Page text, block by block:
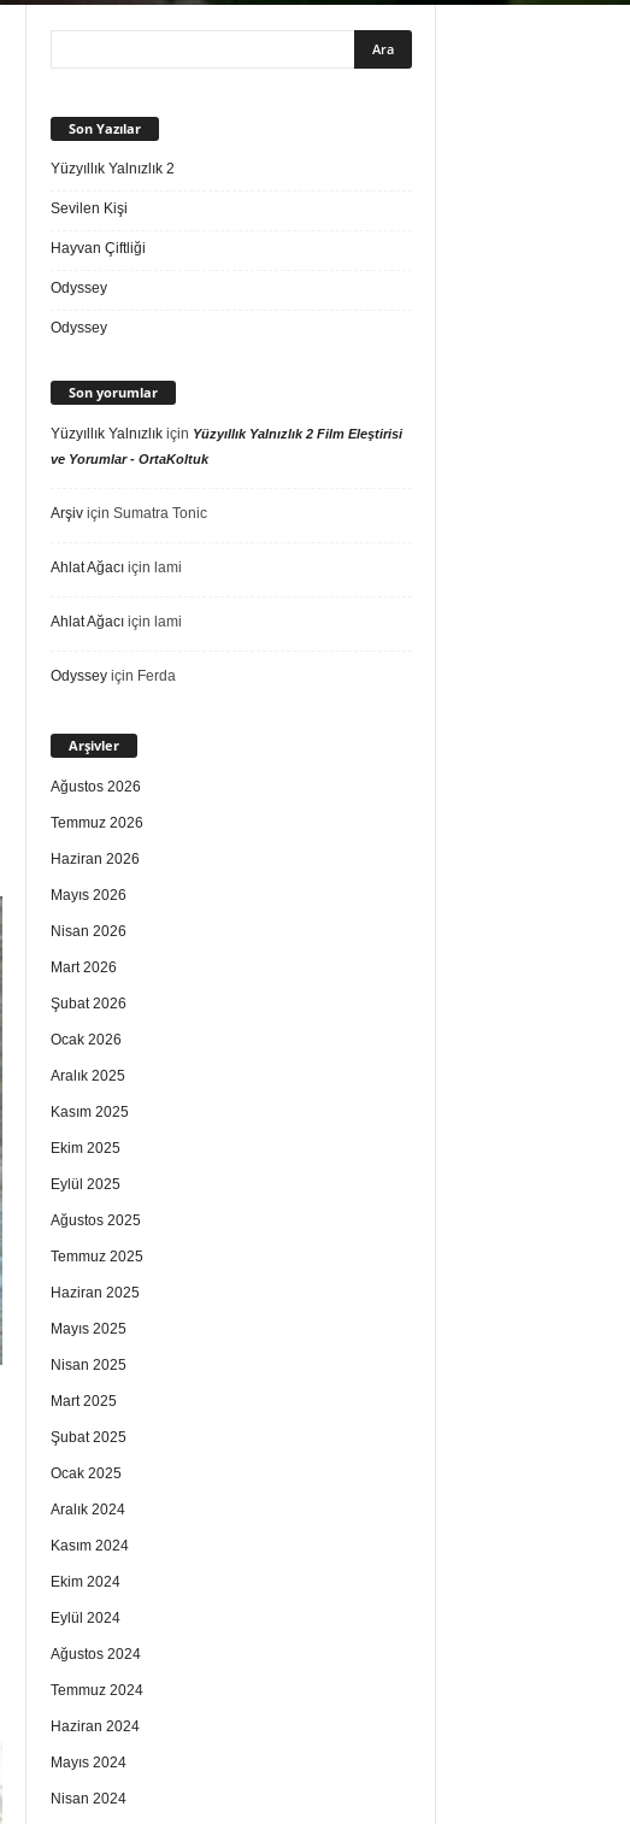
Son Yazılar
Yüzyıllık Yalnızlık 2
Sevilen Kişi
Hayvan Çiftliği
Odyssey
Odyssey
Son yorumlar
Yüzyıllık Yalnızlıkiçin Yüzyıllık Yalnızlık 2 Film Eleştirisi
ve Yorumlar - OrtaKoltuk
Arşiviçin Sumatra Tonic
Ahlat Ağacıiçin lami
Ahlat Ağacıiçin lami
Odysseyiçin Ferda
Arşivler
Ağustos 2026
Temmuz 2026
Haziran 2026
Mayıs 2026
Nisan 2026
Mart 2026
Şubat 2026
Ocak 2026
Aralık 2025
Kasım 2025
Ekim 2025
Eylül 2025
Ağustos 2025
Temmuz 2025
Haziran 2025
Mayıs 2025
Nisan 2025
Mart 2025
Şubat 2025
Ocak 2025
Aralık 2024
Kasım 2024
Ekim 2024
Eylül 2024
Ağustos 2024
Temmuz 2024
Haziran 2024
Mayıs 2024
Nisan 2024